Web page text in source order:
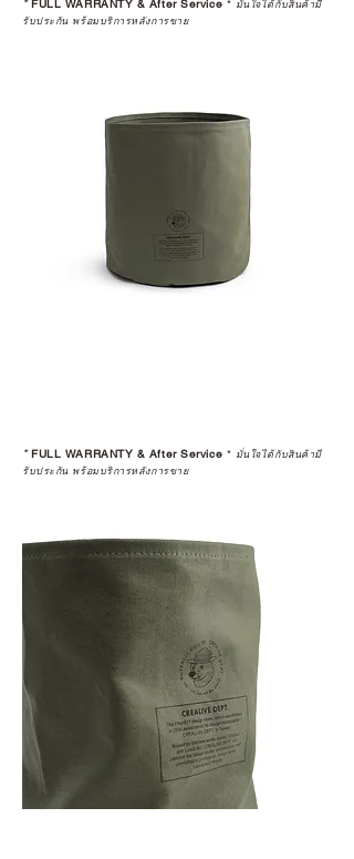
* FULL WARRANTY & After Service * มั่นใจได้กับสินค้ามี
รับประกัน พร้อมบริการหลังการขาย
*FULL WARRANTY & After Service * มั่นใจได้กับสินค้ามี
รับประกัน พร้อมบริการหลังการขาย